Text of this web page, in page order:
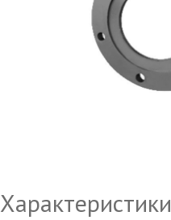
Характеристики